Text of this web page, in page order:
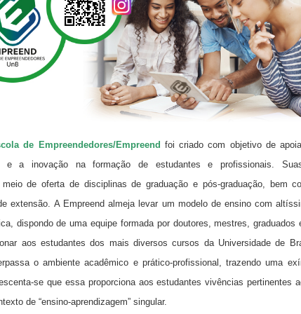
de Empreendedores/Empreend foi criado com objetivo de
e a inovação na formação de estudantes e profissionais.
de oferta de disciplinas de graduação e pós-graduação, bem
extensão. A Empreend almeja levar um modelo de ensino com
dispondo de uma equipe formada por doutores, mestres, graduados
aos estudantes dos mais diversos cursos da Universidade de
o ambiente acadêmico e prático-profissional, trazendo uma
se que essa proporciona aos estudantes vivências pertinentes
de “ensino-aprendizagem” singular.